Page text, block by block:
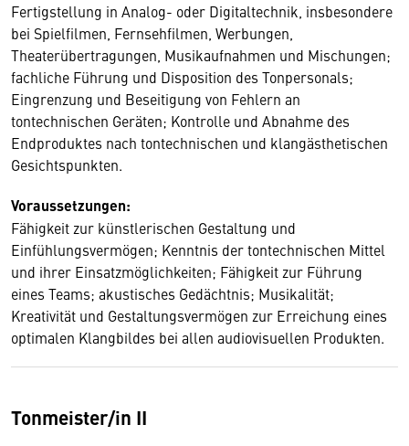
Fertigstellung in Analog- oder Digitaltechnik, insbesondere
bei Spielfilmen, Fernsehfilmen, Werbungen,
Theaterübertragungen, Musikaufnahmen und Mischungen;
fachliche Führung und Disposition des Tonpersonals;
Eingrenzung und Beseitigung von Fehlern an
tontechnischen Geräten; Kontrolle und Abnahme des
Endproduktes nach tontechnischen und klangästhetischen
Gesichtspunkten.
Voraussetzungen:
Fähigkeit zur künstlerischen Gestaltung und
Einfühlungsvermögen; Kenntnis der tontechnischen Mittel
und ihrer Einsatzmöglichkeiten; Fähigkeit zur Führung
eines Teams; akustisches Gedächtnis; Musikalität;
Kreativität und Gestaltungsvermögen zur Erreichung eines
optimalen Klangbildes bei allen audiovisuellen Produkten.
Tonmeister/in II